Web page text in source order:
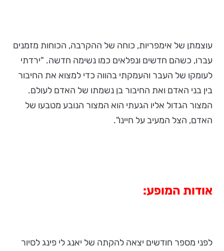
עוצמתן של אימפריות, כוחה של ההקרבה, הכוחות מזמנים
עברו, כשהם חדשים ונפלאים כמו נשימה חדשה. "ירדתי
לעומקו של העבר והעמקתי בהווה כדי למצוא את החיבור
בין בני האדם ואת החיבור בן נשמתו של האדם לעולם.
המצור הגדול אליו הגעתי הוא המצור הנובע מטבעו של
האדם, הצל המעיב על חיינו".
אודות המופע:
לפני מספר חודשים יצאה להקתה של יאנג לי פינג לסיור